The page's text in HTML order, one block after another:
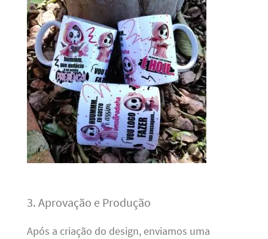
3. Aprovação e Produção
Após a criação do design, enviamos uma